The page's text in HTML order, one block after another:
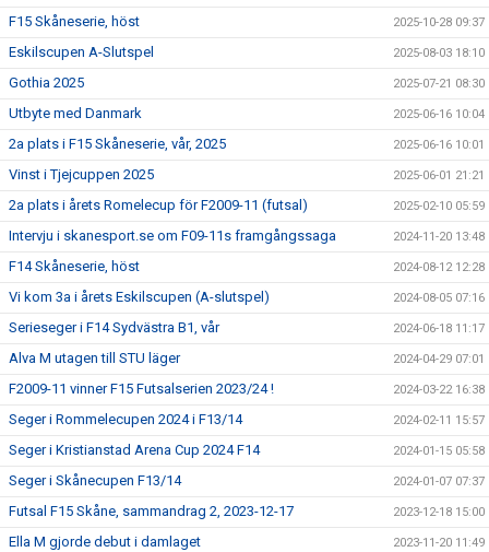
F15 Skåneserie, höst 2025-10-28 09:37
Eskilscupen A-Slutspel 2025-08-03 18:10
Gothia 2025 2025-07-21 08:30
Utbyte med Danmark 2025-06-16 10:04
2a plats i F15 Skåneserie, vår, 2025 2025-06-16 10:01
Vinst i Tjejcuppen 2025 2025-06-01 21:21
2a plats i årets Romelecup för F2009-11 (futsal) 2025-02-10 05:59
Intervju i skanesport.se om F09-11s framgångssaga 2024-11-20 13:48
F14 Skåneserie, höst 2024-08-12 12:28
Vi kom 3a i årets Eskilscupen (A-slutspel) 2024-08-05 07:16
Serieseger i F14 Sydvästra B1, vår 2024-06-18 11:17
Alva M utagen till STU läger 2024-04-29 07:01
F2009-11 vinner F15 Futsalserien 2023/24 ! 2024-03-22 16:38
Seger i Rommelecupen 2024 i F13/14 2024-02-11 15:57
Seger i Kristianstad Arena Cup 2024 F14 2024-01-15 05:58
Seger i Skånecupen F13/14 2024-01-07 07:37
Futsal F15 Skåne, sammandrag 2, 2023-12-17 2023-12-18 15:00
Ella M gjorde debut i damlaget 2023-11-20 11:49